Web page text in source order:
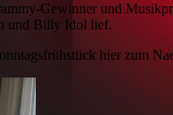
Gewinner und
und Billy Idol lief.
hier zum